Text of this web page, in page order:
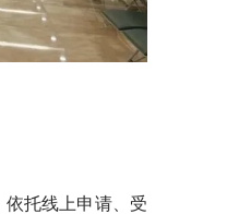
依托线上申请、受